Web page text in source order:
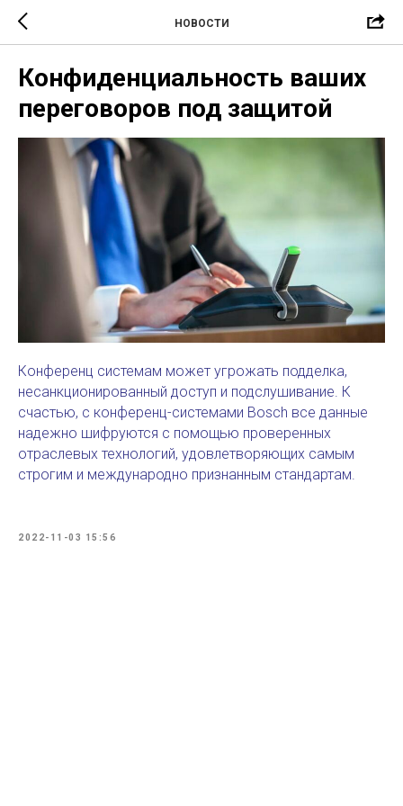
НОВОСТИ
Конфиденциальность ваших
переговоров под защитой
Конференц системам может угрожать подделка,
несанкционированный доступ и подслушивание. К
счастью, с конференц-системами Bosch все данные
надежно шифруются с помощью проверенных
отраслевых технологий, удовлетворяющих самым
строгим и международно признанным стандартам.
2022-11-03 15:56